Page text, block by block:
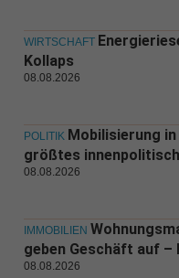
WIRTSCHAFT
Kollaps
08.08.2026
POLITIK Mobilisierung
größtes
08.08.2026
IMMOBILIEN
geben Geschäft auf
08.08.2026